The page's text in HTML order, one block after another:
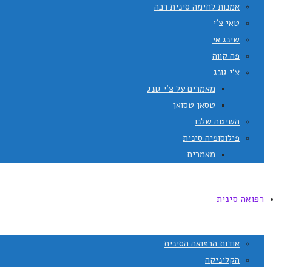
אמנות לחימה סינית רכה
טאי צ'י
שינג אי
פה קווה
צ'י גונג
מאמרים על צ'י גונג
טסאן טסואן
השיטה שלנו
פילוסופיה סינית
מאמרים
רפואה סינית
אודות הרפואה הסינית
הקליניקה